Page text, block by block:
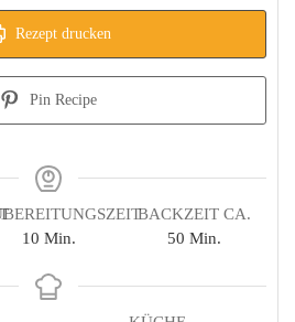
Rezept drucken
Pin Recipe
10Minuten
Min.
BACKZEIT CA.
50Minuten
Min.